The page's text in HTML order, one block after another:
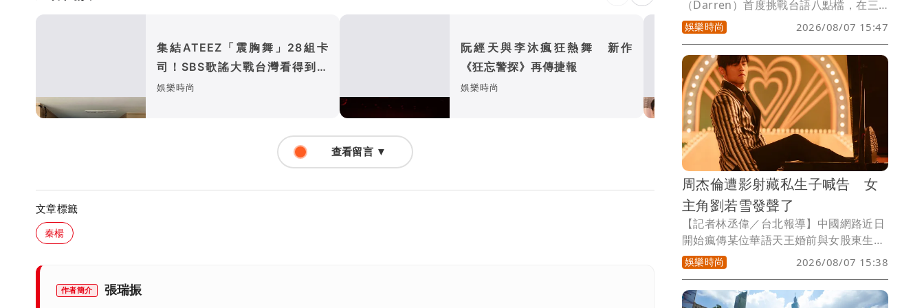
集結ATEEZ「震胸舞」28組卡
司！SBS歌謠大戰台灣看得到還
送機票
娛樂時尚
阮經天與李沐瘋狂熱舞 新作
《狂忘警探》再傳捷報
娛樂時尚
愷樂雙胞胎寶寶35周早產！
孩子已拔掉呼吸機努力長大
娛樂時尚
查看留言 ▼
文章標籤
秦楊
作者簡介 張瑞振
（Darren）首度挑戰台語八點檔，在三
立新八點台劇《針線緣》與陳珮騏飾演恩
愛夫妻。現場有一群敬業又可愛的小演員
更讓他瞬間融化，尤其抱著劇中飾演女兒
的小童星時，甚至一度萌生「想再生一個
女兒」的念頭。
娛樂時尚 2026/08/07 15:47
周杰倫遭影射藏私生子喊告 女
主角劉若雪發聲了
【記者林丞偉／台北報導】中國網路近日
開始瘋傳某位華語天王婚前與女股東生下
私生子，周杰倫遭影射上熱搜，所屬杰威
爾公司6日隨即發布聲明嚴正駁斥不實傳
聞，表示已委託律師進行證據保全，對於
娛樂時尚 2026/08/07 15:38